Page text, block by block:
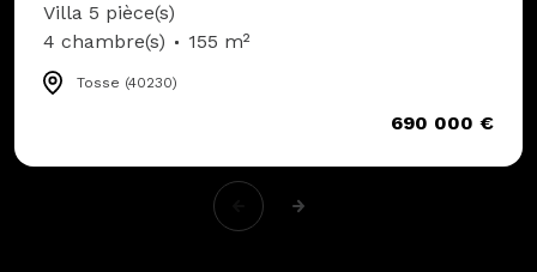
Villa 5 pièce(s)
4 chambre(s)
155 m²
Tosse (40230)
690 000 €